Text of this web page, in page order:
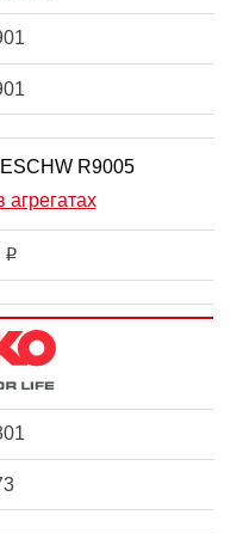
R9005
агрегатах
i